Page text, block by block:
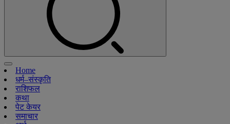
Home
धर्म–संस्कृति
राशिफल
कथा
पेट केयर
समाचार